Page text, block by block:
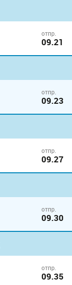
отпр.
09.21
отпр.
09.23
отпр.
09.27
отпр.
09.30
отпр.
09.35